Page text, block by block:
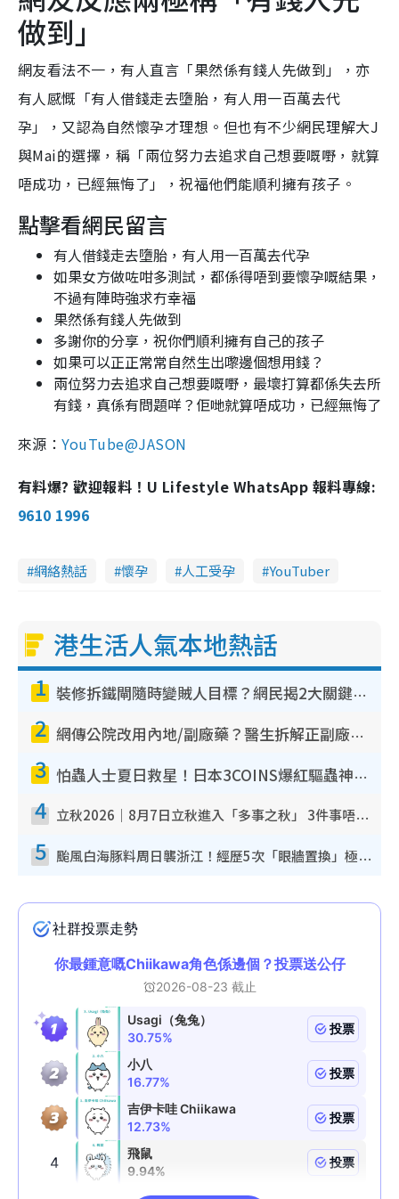
做到」
網友看法不一，有人直言「果然係有錢人先做到」，亦
有人感慨「有人借錢走去墮胎，有人用一百萬去代
孕」，又認為自然懷孕才理想。但也有不少網民理解大J
與Mai的選擇，稱「兩位努力去追求自己想要嘅嘢，就算
唔成功，已經無悔了」，祝福他們能順利擁有孩子。
點擊看網民留言
有人借錢走去墮胎，有人用一百萬去代孕
如果女方做咗咁多測試，都係得唔到要懷孕嘅結果，
不過有陣時強求冇幸福
果然係有錢人先做到
多謝你的分享，祝你們順利擁有自己的孩子
如果可以正正常常自然生出嚟邊個想用錢？
兩位努力去追求自己想要嘅嘢，最壞打算都係失去所
有錢，真係有問題咩？佢哋就算唔成功，已經無悔了
來源：YouTube@JASON
有料爆? 歡迎報料！U Lifestyle WhatsApp 報料專線:
9610 1996
網絡熱話 懷孕 人工受孕 YouTuber
港生活人氣本地熱話
1 裝修拆鐵閘隨時變賊人目標？網民揭2大關鍵用途：裝新式等於白裝？附新舊鐵閘分別
2 網傳公院改用內地/副廠藥？醫生拆解正副廠分別 揭4類人換藥隨時出事
3 怕蟲人士夏日救星！日本3COINS爆紅驅蟲神器$45起 1招「全程免觸碰」輕鬆搞定小強
4 立秋2026｜8月7日立秋進入「多事之秋」 3件事唔做得！專家教6招開運 清枱頭／銀包納氣接好運
5 颱風白海豚料周日襲浙江！經歷5次「眼牆置換」極罕見 成登陸內地最長途颱風